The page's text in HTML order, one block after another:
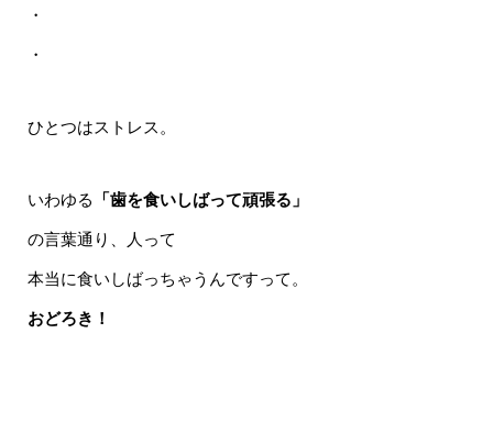
・
・
ひとつはストレス。
いわゆる 「歯を食いしばって頑張る」
の言葉通り、人って
本当に食いしばっちゃうんですって。
おどろき！